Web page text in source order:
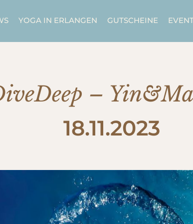
YOGA IN ERLANGEN GUTSCHEINE
–
18.11.2023